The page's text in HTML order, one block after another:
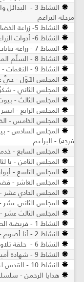
النشاط 3 -
مرحلة البراعم
النشاط 5- زراعة الخضار في الصيف - مرحلة البراعم
النشاط 6- أدوات الزراعة - مرحلة البراعم
النشاط 7 - زراعة نباتات الزينة في الصيف ​- مرحلة البراعم
النشاط 8 - السلّم الموسيقي - مرحلة البراعم
النشاط 9 - النغمات - مرحلة البراعم
المجلس الأوّل - حيَّ
المجلس الثاني -
المجلس الثالث -
المجلس الرابع -
المجلس الخامس -
المجلس السادس -
فرجه) - البراعم
المجلس السابع -
المجلس الثامن - يا
المجلس التاسع -
المجلس العاشر -
المجلس الحادي عشر -
المجلس الثاني عشر
المجلس الثالث عشر
النشاط 1 - فريضة الصوم - مرحلة البراعم
النشاط 2 - أنا أصوم - مرحلة البراعم
النشاط 6 - حلقة تلاوة - مرحلة البراعم
النشاط 9 - شهادة أمير المؤمنين عليه السلام - مرحلة البراعم
النشاط 10 - القدس لنا - مرحلة البراعم
هدايا الرحمن -